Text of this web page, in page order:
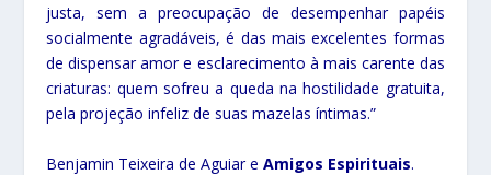
justa, sem a preocupação de desempenhar papéis
socialmente agradáveis, é das mais excelentes formas
de dispensar amor e esclarecimento à mais carente das
criaturas: quem sofreu a queda na hostilidade gratuita,
pela projeção infeliz de suas mazelas íntimas.”
Benjamin Teixeira de Aguiar eAmigos Espirituais.